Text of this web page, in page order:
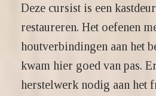
Deze cursist is een
restaureren. Het oefenen
houtverbindingen aan het
kwam hier goed van pas.
herstelwerk nodig aan het